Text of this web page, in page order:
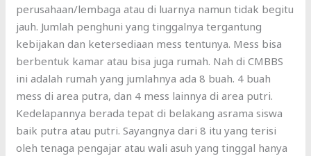
perusahaan/lembaga atau di luarnya namun tidak begitu
jauh. Jumlah penghuni yang tinggalnya tergantung
kebijakan dan ketersediaan mess tentunya. Mess bisa
berbentuk kamar atau bisa juga rumah. Nah di CMBBS
ini adalah rumah yang jumlahnya ada 8 buah. 4 buah
mess di area putra, dan 4 mess lainnya di area putri.
Kedelapannya berada tepat di belakang asrama siswa
baik putra atau putri. Sayangnya dari 8 itu yang terisi
oleh tenaga pengajar atau wali asuh yang tinggal hanya